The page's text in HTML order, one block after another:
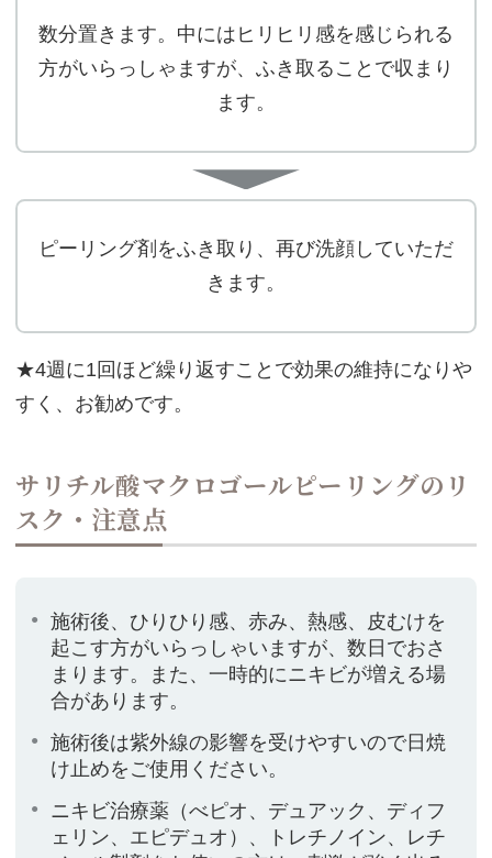
数分置きます。中にはヒリヒリ感を感じられる
方がいらっしゃますが、ふき取ることで収まり
ます。
ピーリング剤をふき取り、再び洗顔していただ
きます。
★4週に1回ほど繰り返すことで効果の維持になりや
すく、お勧めです。
サリチル酸マクロゴールピーリングのリ
スク・注意点
施術後、ひりひり感、赤み、熱感、皮むけを
起こす方がいらっしゃいますが、数日でおさ
まります。また、一時的にニキビが増える場
合があります。
施術後は紫外線の影響を受けやすいので日焼
け止めをご使用ください。
ニキビ治療薬（べピオ、デュアック、ディフ
ェリン、エピデュオ）、トレチノイン、レチ